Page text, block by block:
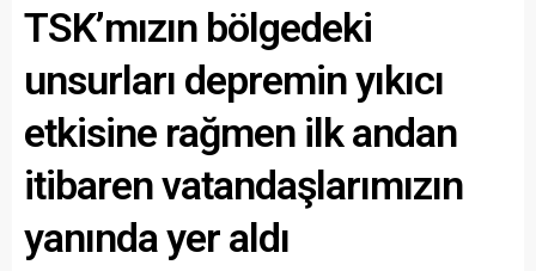
TSK’mızın bölgedeki
unsurları depremin yıkıcı
etkisine rağmen ilk andan
itibaren vatandaşlarımızın
yanında yer aldı